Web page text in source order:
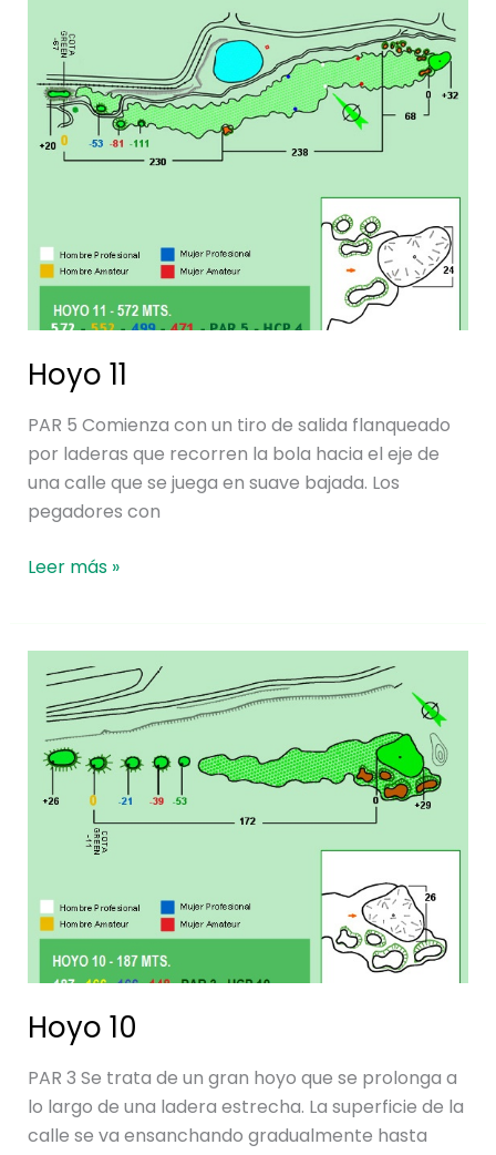
Hoyo 11
PAR 5 Comienza con un tiro de salida flanqueado
por laderas que recorren la bola hacia el eje de
una calle que se juega en suave bajada. Los
pegadores con
Leer más »
Hoyo 10
PAR 3 Se trata de un gran hoyo que se prolonga a
lo largo de una ladera estrecha. La superficie de la
calle se va ensanchando gradualmente hasta
Hoyo